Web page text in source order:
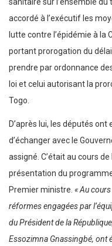
sanitaire sur l’ensemble du
accordé à l’exécutif les
lutte contre l’épidémie à la
portant prorogation du
prendre par ordonnance
loi et celui autorisant la
Togo.
D’après lui, les députés ont
d’échanger avec le
assigné. C’était au cours de
présentation du
Premier ministre. « Au
réformes engagées par
du Président de la
Essozimna Gnassingbé, ont